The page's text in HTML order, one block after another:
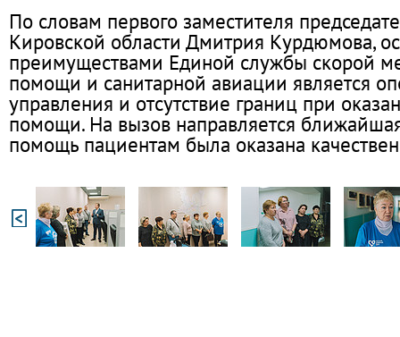
По словам первого заместителя
Кировской области Дмитрия Курдюмова,
преимуществами Единой службы скорой
помощи и санитарной авиации является
управления и отсутствие границ при
помощи. На вызов направляется
помощь пациентам была оказана